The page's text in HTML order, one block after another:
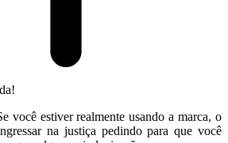
você estiver realmente usando a marca, o
na justiça pedindo para que você